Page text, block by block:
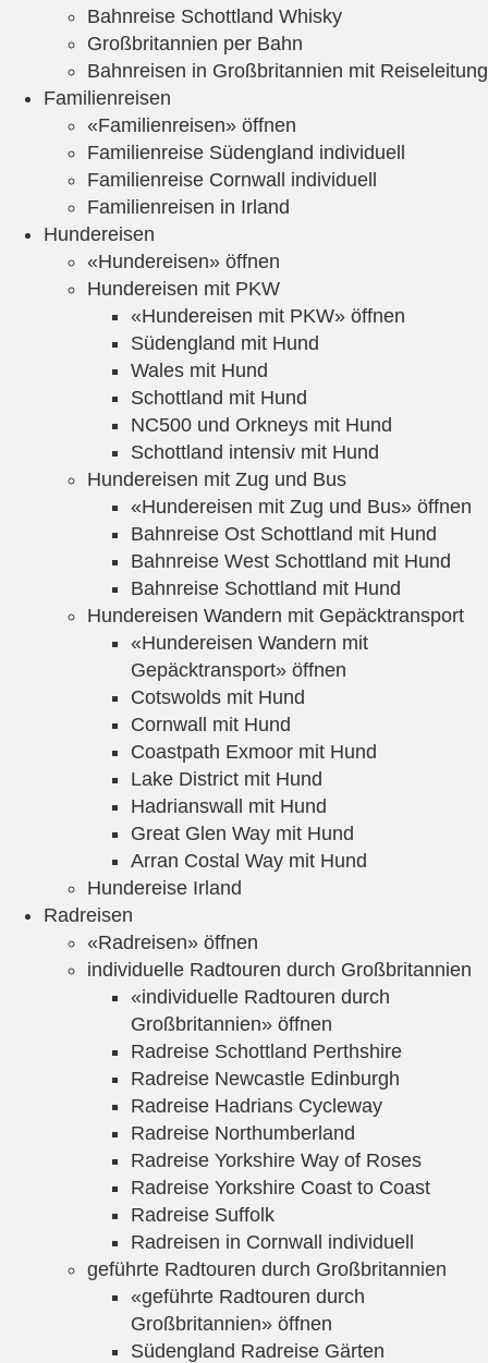
Bahnreise Schottland Whisky
Großbritannien per Bahn
Bahnreisen in Großbritannien mit Reiseleitung
Familienreisen
«Familienreisen» öffnen
Familienreise Südengland individuell
Familienreise Cornwall individuell
Familienreisen in Irland
Hundereisen
«Hundereisen» öffnen
Hundereisen mit PKW
«Hundereisen mit PKW» öffnen
Südengland mit Hund
Wales mit Hund
Schottland mit Hund
NC500 und Orkneys mit Hund
Schottland intensiv mit Hund
Hundereisen mit Zug und Bus
«Hundereisen mit Zug und Bus» öffnen
Bahnreise Ost Schottland mit Hund
Bahnreise West Schottland mit Hund
Bahnreise Schottland mit Hund
Hundereisen Wandern mit Gepäcktransport
«Hundereisen Wandern mit
Gepäcktransport» öffnen
Cotswolds mit Hund
Cornwall mit Hund
Coastpath Exmoor mit Hund
Lake District mit Hund
Hadrianswall mit Hund
Great Glen Way mit Hund
Arran Costal Way mit Hund
Hundereise Irland
Radreisen
«Radreisen» öffnen
individuelle Radtouren durch Großbritannien
«individuelle Radtouren durch
Großbritannien» öffnen
Radreise Schottland Perthshire
Radreise Newcastle Edinburgh
Radreise Hadrians Cycleway
Radreise Northumberland
Radreise Yorkshire Way of Roses
Radreise Yorkshire Coast to Coast
Radreise Suffolk
Radreisen in Cornwall individuell
geführte Radtouren durch Großbritannien
«geführte Radtouren durch
Großbritannien» öffnen
Südengland Radreise Gärten